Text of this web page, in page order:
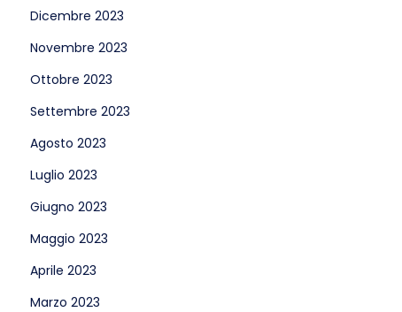
Dicembre 2023
Novembre 2023
Ottobre 2023
Settembre 2023
Agosto 2023
Luglio 2023
Giugno 2023
Maggio 2023
Aprile 2023
Marzo 2023